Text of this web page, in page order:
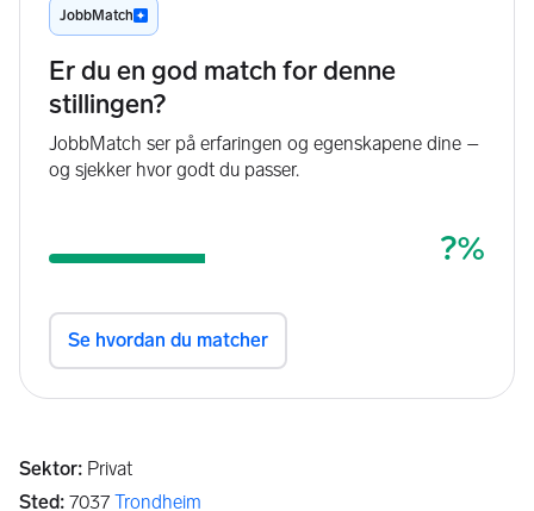
Sektor: Privat
Sted: 7037 Trondheim